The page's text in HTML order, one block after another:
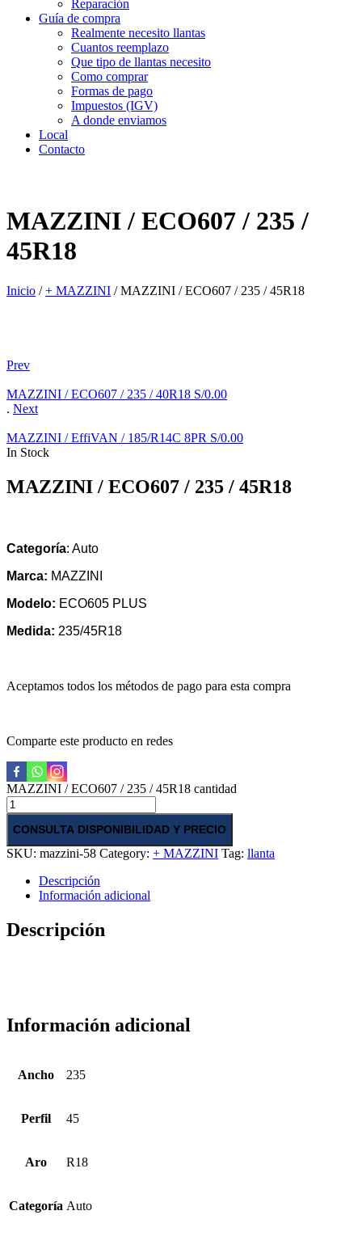
Reparación
Guía de compra
Realmente necesito llantas
Cuantos reemplazo
Que tipo de llantas necesito
Como comprar
Formas de pago
Impuestos (IGV)
A donde enviamos
Local
Contacto
MAZZINI / ECO607 / 235 /
45R18
Inicio /+ MAZZINI /MAZZINI / ECO607 / 235 / 45R18
Prev
MAZZINI / ECO607 / 235 / 40R18 S/0.00
. Next
MAZZINI / EffiVAN / 185/R14C 8PR S/0.00
In Stock
MAZZINI / ECO607 / 235 / 45R18
Categoría: Auto
Marca: MAZZINI
Modelo: ECO605 PLUS
Medida: 235/45R18
Aceptamos todos los métodos de pago para esta compra
Comparte este producto en redes
MAZZINI / ECO607 / 235 / 45R18 cantidad
CONSULTA DISPONIBILIDAD Y PRECIO
SKU: mazzini-58 Category: + MAZZINI Tag: llanta
Descripción
Información adicional
Descripción
Información adicional
Ancho 235
Perfil 45
Aro R18
Categoría Auto